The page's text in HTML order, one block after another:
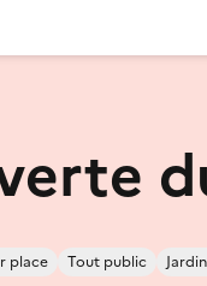
place Tout public